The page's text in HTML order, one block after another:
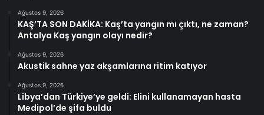
Ağustos 9, 2026
KAŞ’TA SON DAKİKA: Kaş’ta yangın mı çıktı, ne zaman?
Antalya Kaş yangın olayı nedir?
Ağustos 9, 2026
Akustik sahne yaz akşamlarına ritim katıyor
Ağustos 9, 2026
Libya’dan Türkiye’ye geldi: Elini kullanamayan hasta
Medipol’de şifa buldu